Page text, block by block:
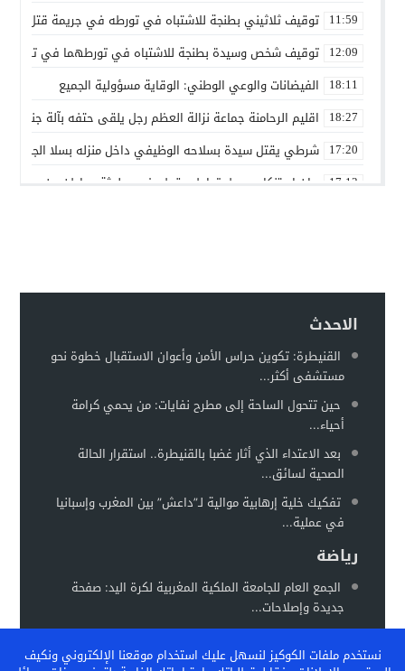
11:59 توقيف ثلاثيني بطنجة للاشتباه في تورطه في جريمة قتل
12:09 توقيف شخص وسيدة بطنجة للاشتباه في تورطهما في تزوير
18:11 الفيضانات والوعي الوطني: الوقاية مسؤولية الجميع
18:27 اقليم الرحامنة جماعة نزالة العظم رجل يلقى حتفه بآلة جني
17:20 شرطي يقتل سيدة بسلاحه الوظيفي داخل منزله بسلا الجديدة
17:13 بيان استنكاري حول تداول مقطع فيديو لجثة مواطن من
هيئة الدفاع تثير حيثية التقادم لإسقاط تهمة النصب عن محمد
سيارة مجهولة تثير استنفارًا أمنيًا بحي الفوركي تابريكت – سلا
12:31 الغموض يلف حريقا في مركز صحي
الاحدث
القنيطرة: تكوين حراس الأمن وأعوان الاستقبال خطوة نحو
مستشفى أكثر...
حين تتحول الساحة إلى مطرح نفايات: من يحمي كرامة
أحياء...
بعد الاعتداء الذي أثار غضبا بالقنيطرة.. استقرار الحالة
الصحية لسائق...
تفكيك خلية إرهابية موالية لـ”داعش” بين المغرب وإسبانيا
في عملية...
رياضة
الجمع العام للجامعة الملكية المغربية لكرة اليد: صفحة
جديدة وإصلاحات...
جديد خلال...
نستخدم ملفات الكوكيز لنسهل عليك استخدام موقعنا الإلكتروني ونكيف